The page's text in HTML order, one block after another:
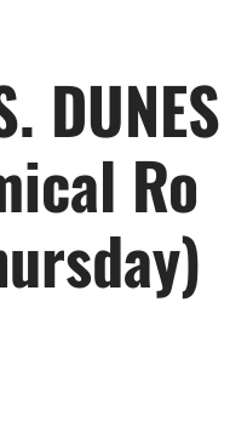
DUNES
Ro